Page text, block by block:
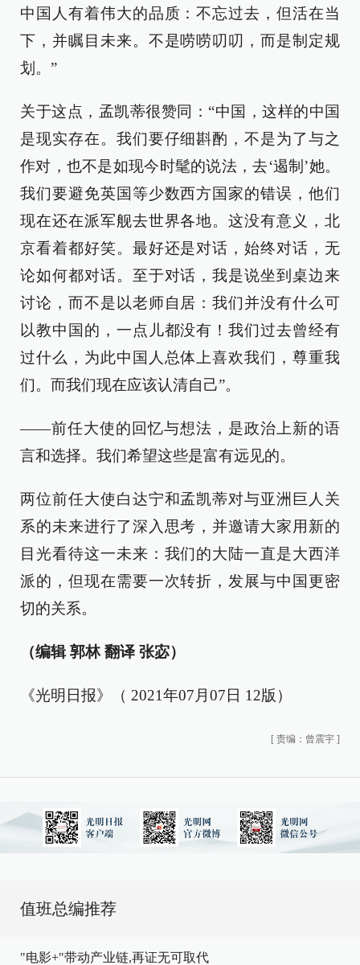
中国人有着伟大的品质：不忘过去，但活在当
下，并瞩目未来。不是唠唠叨叨，而是制定规
划。”
关于这点，孟凯蒂很赞同：“中国，这样的中国
是现实存在。我们要仔细斟酌，不是为了与之
作对，也不是如现今时髦的说法，去‘遏制’她。
我们要避免英国等少数西方国家的错误，他们
现在还在派军舰去世界各地。这没有意义，北
京看着都好笑。最好还是对话，始终对话，无
论如何都对话。至于对话，我是说坐到桌边来
讨论，而不是以老师自居：我们并没有什么可
以教中国的，一点儿都没有！我们过去曾经有
过什么，为此中国人总体上喜欢我们，尊重我
们。而我们现在应该认清自己”。
——前任大使的回忆与想法，是政治上新的语
言和选择。我们希望这些是富有远见的。
两位前任大使白达宁和孟凯蒂对与亚洲巨人关
系的未来进行了深入思考，并邀请大家用新的
目光看待这一未来：我们的大陆一直是大西洋
派的，但现在需要一次转折，发展与中国更密
切的关系。
（编辑 郭林 翻译 张宓）
《光明日报》（ 2021年07月07日 12版）
[ 责编：曾震宇 ]
值班总编推荐
"电影+"带动产业链,再证无可取代